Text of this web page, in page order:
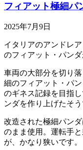
フィアット極細パ
2025年7月9日
イタリアのアンドレ
のフィアット・パン
車両の大部分を切り
細のフィアット・パ
のギネス記録を目指
ンダを作り上げたそう
改造された極細パン
のまま使用。運転手
が、かなり狭いです。